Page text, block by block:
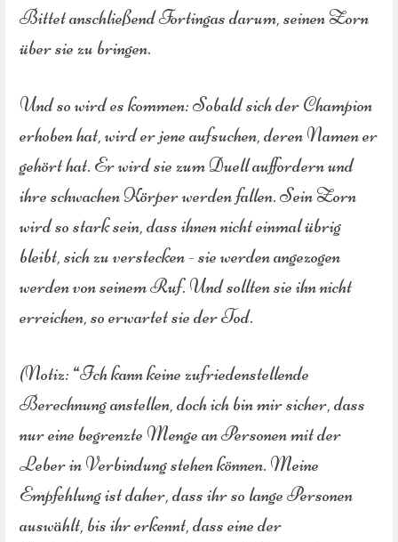
Bittet anschließend Fortingas darum, seinen Zorn
über sie zu bringen.
Und so wird es kommen: Sobald sich der Champion
erhoben hat, wird er jene aufsuchen, deren Namen er
gehört hat. Er wird sie zum Duell auffordern und
ihre schwachen Körper werden fallen. Sein Zorn
wird so stark sein, dass ihnen nicht einmal übrig
bleibt, sich zu verstecken - sie werden angezogen
werden von seinem Ruf. Und sollten sie ihn nicht
erreichen, so erwartet sie der Tod.
(Notiz: “Ich kann keine zufriedenstellende
Berechnung anstellen, doch ich bin mir sicher, dass
nur eine begrenzte Menge an Personen mit der
Leber in Verbindung stehen können. Meine
Empfehlung ist daher, dass ihr so lange Personen
auswählt, bis ihr erkennt, dass eine der